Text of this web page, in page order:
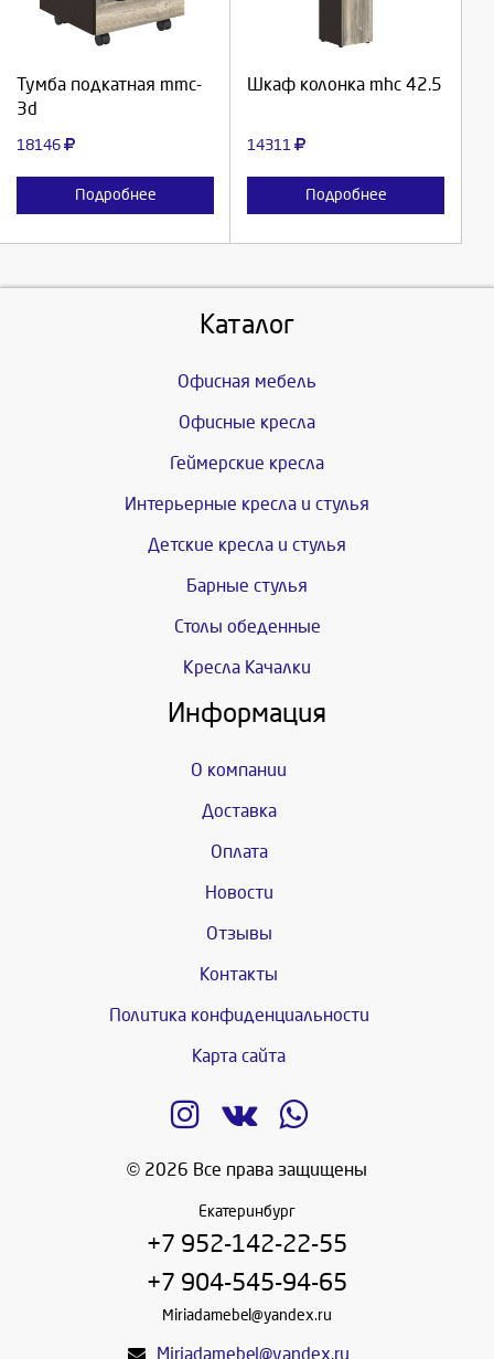
Тумба подкатная mmc-
3d
18146
Подробнее
Шкаф колонка mhc 42.5
14311
Подробнее
Каталог
Офисная мебель
Офисные кресла
Геймерские кресла
Интерьерные кресла и стулья
Детские кресла и стулья
Барные стулья
Столы обеденные
Кресла Качалки
Информация
О компании
Доставка
Оплата
Новости
Отзывы
Контакты
Политика конфиденциальности
Карта сайта
© 2026 Все права защищены
Екатеринбург
+7 952-142-22-55
+7 904-545-94-65
Miriadamebel@yandex.ru
Miriadamebel@yandex.ru